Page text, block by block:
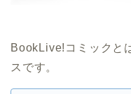
BookLive!コミックと
スです。